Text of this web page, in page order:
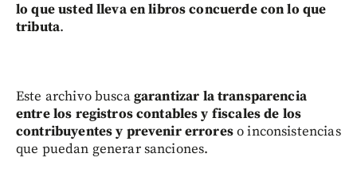
lo que usted lleva en libros concuerde con lo que
tributa.
Este archivo buscagarantizar la transparencia
entre los registros contables y fiscales de los
contribuyentes y prevenir erroreso inconsistencias
que puedan generar sanciones.